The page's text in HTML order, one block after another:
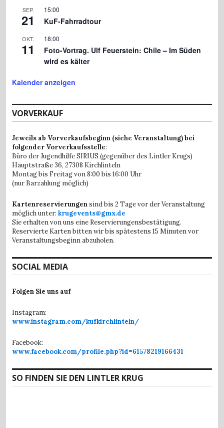
SEP.
21
15:00
KuF-Fahrradtour
OKT.
11
18:00
Foto-Vortrag. Ulf Feuerstein: Chile – Im Süden
wird es kälter
Kalender anzeigen
VORVERKAUF
Jeweils ab Vorverkaufsbeginn (siehe Veranstaltung) bei
folgender Vorverkaufsstelle:
Büro der Jugendhilfe SIRIUS (gegenüber des Lintler Krugs)
Hauptstraße 36, 27308 Kirchlinteln
Montag bis Freitag von 8:00 bis 16:00 Uhr
(nur Barzahlung möglich)
Kartenreservierungensind bis 2 Tage vor der Veranstaltung
möglich unter: krugevents@gmx.de
Sie erhalten von uns eine Reservierungensbestätigung.
Reservierte Karten bitten wir bis spätestens 15 Minuten vor
Veranstaltungsbeginn abzuholen.
SOCIAL MEDIA
Folgen Sie uns auf
Instagram:
www.instagram.com/kufkirchlinteln/
Facebook:
www.facebook.com/profile.php?id=61578219166431
SO FINDEN SIE DEN LINTLER KRUG